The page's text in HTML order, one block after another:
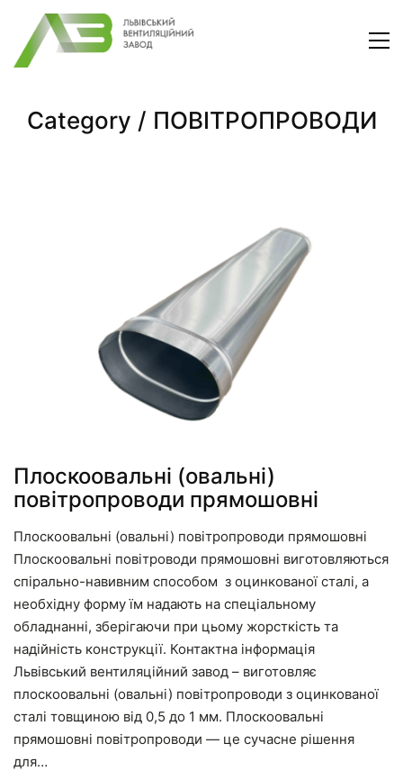
Category / ПОВІТРОПРОВОДИ
Плоскоовальні (овальні)
повітропроводи прямошовні
Плоскоовальні (овальні) повітропроводи прямошовні
Плоскоовальні повітроводи прямошовні виготовляються
спірально-навивним способом з оцинкованої сталі, а
необхідну форму їм надають на спеціальному
обладнанні, зберігаючи при цьому жорсткість та
надійність конструкції. Контактна інформація
Львівський вентиляційний завод – виготовляє
плоскоовальні (овальні) повітропроводи з оцинкованої
сталі товщиною від 0,5 до 1 мм. Плоскоовальні
прямошовні повітропроводи — це сучасне рішення
для…